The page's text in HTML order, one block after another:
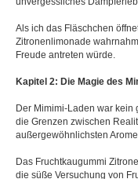
Als ich das Fläschchen
Zitronenlimonade
Freude antreten würde.
Kapitel 2: Die Magie des
Der Mimimi-Laden war kein
die Grenzen zwischen
außergewöhnlichsten
Das Fruchtkaugummi
die süße Versuchung von